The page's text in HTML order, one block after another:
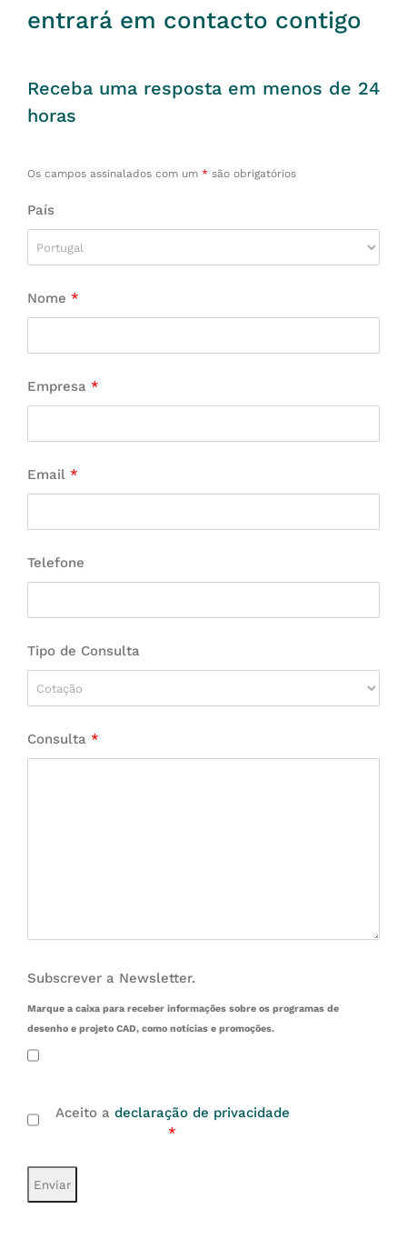
entrará em contacto contigo
Receba uma resposta em menos de 24
horas
Os campos assinalados com um * são obrigatórios
País
Nome *
Empresa *
Email *
Telefone
Tipo de Consulta
Consulta *
Subscrever a Newsletter.
Marque a caixa para receber informações sobre os programas de
desenho e projeto CAD, como notícias e promoções.
Aceito a declaração de privacidade
*